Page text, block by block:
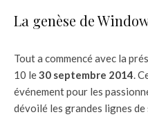
La genèse de
Tout a commencé avec la
10 le30 septembre 2014.
événement pour les
dévoilé les grandes lignes